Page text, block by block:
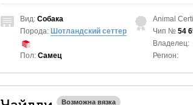
Вид: Собака
Порода: Шотландский сеттер
Пол: Самец
Animal
Чип № 54
Владелец:
Регион:
Возможна вязка